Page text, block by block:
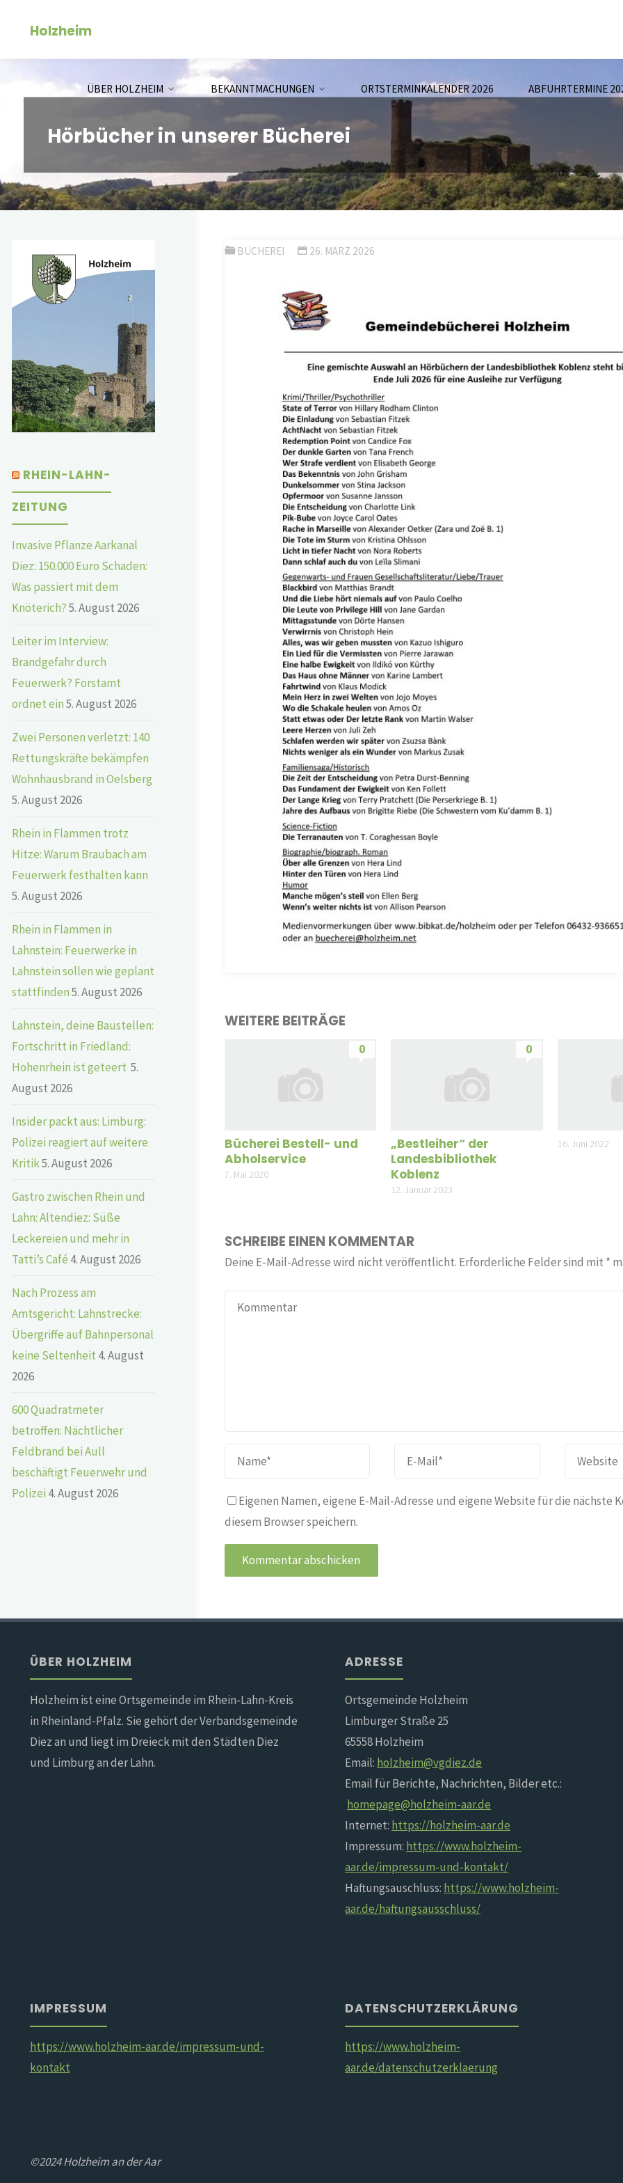
Holzheim
ÜBER HOLZHEIM BEKANNTMACHUNGEN ORTSTERMINKALENDER 2026 ABFUHRTERMINE
Hörbücher in unserer Bücherei
BÜCHEREI 26. MÄRZ 2026
WEITERE BEITRÄGE
0
Bücherei Bestell- und
Abholservice
7. Mai 2020
0
„Bestleiher“ der
Landesbibliothek
Koblenz
12. Januar 2023
16. Juni 2022
SCHREIBE EINEN KOMMENTAR
Deine E-Mail-Adresse wird nicht veröffentlicht. Erforderliche Felder sind mit *
Eigenen Namen, eigene E-Mail-Adresse und eigene Website für die nächste
diesem Browser speichern.
RHEIN-LAHN-
ZEITUNG
Invasive Pflanze Aarkanal
Diez: 150.000 Euro Schaden:
Was passiert mit dem
Knöterich?5. August 2026
Leiter im Interview:
Brandgefahr durch
Feuerwerk? Forstamt
ordnet ein5. August 2026
Zwei Personen verletzt: 140
Rettungskräfte bekämpfen
Wohnhausbrand in Oelsberg
5. August 2026
Rhein in Flammen trotz
Hitze: Warum Braubach am
Feuerwerk festhalten kann
5. August 2026
Rhein in Flammen in
Lahnstein: Feuerwerke in
Lahnstein sollen wie geplant
stattfinden5. August 2026
Lahnstein, deine Baustellen:
Fortschritt in Friedland:
Hohenrhein ist geteert 5.
August 2026
Insider packt aus: Limburg:
Polizei reagiert auf weitere
Kritik5. August 2026
Gastro zwischen Rhein und
Lahn: Altendiez: Süße
Leckereien und mehr in
Tatti’s Café 4. August 2026
Nach Prozess am
Amtsgericht: Lahnstrecke:
Übergriffe auf Bahnpersonal
keine Seltenheit 4. August
2026
600 Quadratmeter
betroffen: Nächtlicher
Feldbrand bei Aull
beschäftigt Feuerwehr und
Polizei 4. August 2026
ÜBER HOLZHEIM
Holzheim ist eine Ortsgemeinde im Rhein-Lahn-Kreis
in Rheinland-Pfalz. Sie gehört der Verbandsgemeinde
Diez an und liegt im Dreieck mit den Städten Diez
und Limburg an der Lahn.
ADRESSE
Ortsgemeinde Holzheim
Limburger Straße 25
65558 Holzheim
Email: holzheim@vgdiez.de
Email für Berichte, Nachrichten, Bilder etc.:
homepage@holzheim-aar.de
Internet: https://holzheim-aar.de
Impressum: https://www.holzheim-
aar.de/impressum-und-kontakt/
Haftungsauschluss: https://www.holzheim-
aar.de/haftungsausschluss/
IMPRESSUM
https://www.holzheim-aar.de/impressum-und-
kontakt
DATENSCHUTZERKLÄRUNG
https://www.holzheim-
aar.de/datenschutzerklaerung
©2024 Holzheim an der Aar